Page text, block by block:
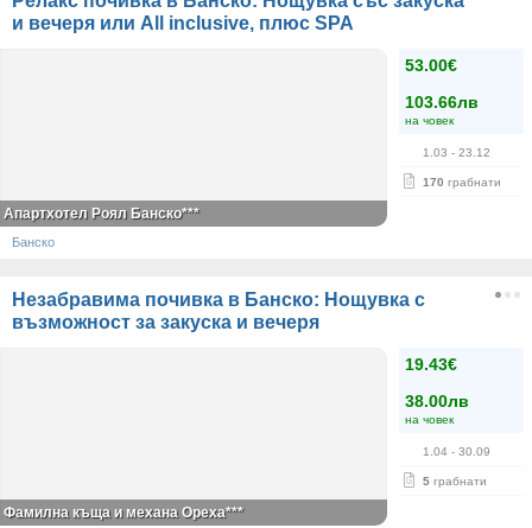
и вечеря или All inclusive, плюс SPA
53.00€
103.66лв
на човек
1.03 - 23.12
170 грабнати
Апартхотел Роял Банско***
Банско
Незабравима почивка в Банско: Нощувка с
възможност за закуска и вечеря
19.43€
38.00лв
на човек
1.04 - 30.09
5 грабнати
Фамилна къща и механа Ореха***